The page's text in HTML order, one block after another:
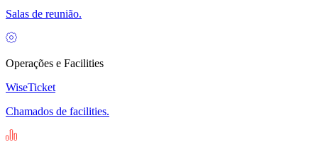
Salas de reunião.
Operações e Facilities
WiseTicket
Chamados de facilities.